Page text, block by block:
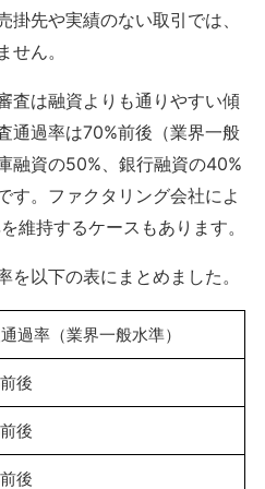
先や実績のない取引では、
ん。
査は融資よりも通りやすい傾
通過率は70%前後（業界一般
融資の50%、銀行融資の40%
す。ファクタリング会社によ
維持するケースもあります。
以下の表にまとめました。
過率（業界一般水準）
後
後
後